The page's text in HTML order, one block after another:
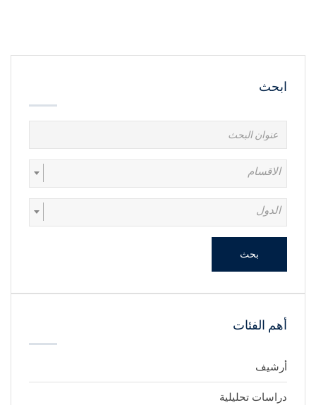
ابحث
الاقسام
الدول
بحث
أهم الفئات
أرشيف
دراسات تحليلية